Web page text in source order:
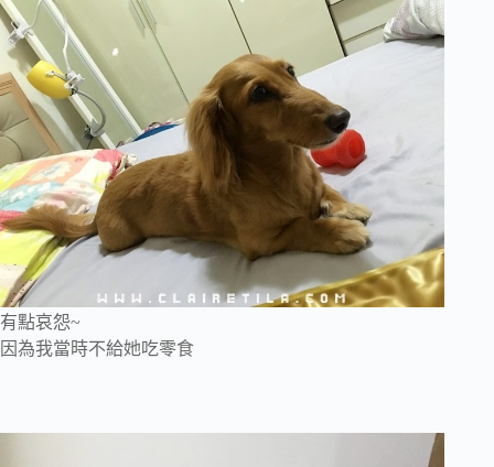
有點哀怨~
因為我當時不給她吃零食